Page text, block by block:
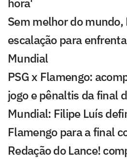
Sem melhor do mundo,
escalação para
Mundial
PSG x Flamengo:
jogo e pênaltis da final
Mundial: Filipe Luís
Flamengo para a final
Redação do Lance!